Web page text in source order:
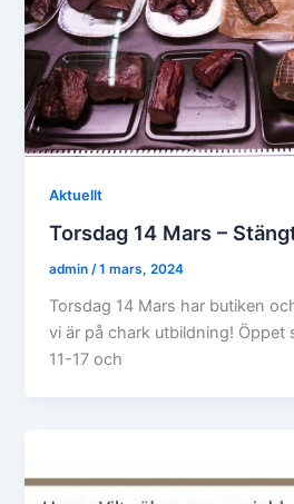
Aktuellt
Torsdag 14 Mars –
admin/1 mars, 2024
Torsdag 14 Mars har butiken
vi är på chark utbildning! Öppet
11-17 och